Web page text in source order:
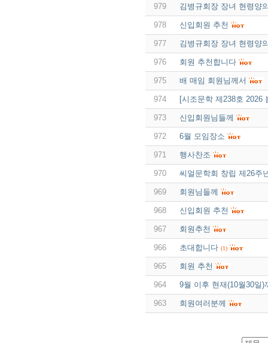
979 김병규회장 장녀 현령양
978 신입회원 추천
977 김병규회장 장녀 현령양
976 회원 추천합니다
975 배 매임 회원님께서
974 [시조문학 제238호 2026
973 신입회원님들께
972 6월 모임장소
971 행사찬조
970 씨얼문학회 창립 제26주
969 회원님들께
968 신입회원 추천
967 회원추천
966 초대합니다 (1)
965 회원 추천
964 9월 이후 현재(10월30일
963 회원여러분께